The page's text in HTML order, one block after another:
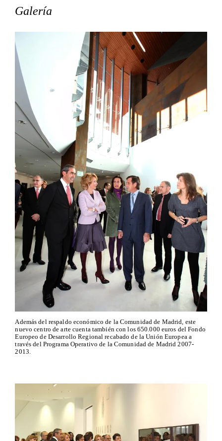
Galería
Además del respaldo económico de la Comunidad de Madrid, este
nuevo centro de arte cuenta también con los 650.000 euros del Fondo
Europeo de Desarrollo Regional recabado de la Unión Europea a
través del Programa Operativo de la Comunidad de Madrid 2007-
2013.